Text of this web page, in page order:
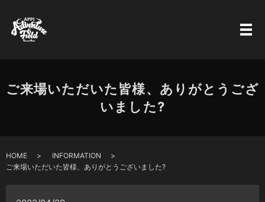
ご来場いただいた皆様、ありがとうござ
いました?
HOME
INFORMATION
ご来場いただいた皆様、ありがとうございました?